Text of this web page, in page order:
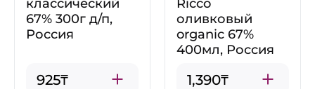
классический
67% 300г д/п,
Россия
925₸
Ricco
оливковый
organic 67%
400мл, Россия
1,390₸